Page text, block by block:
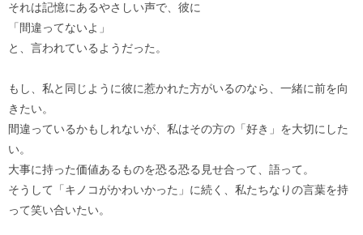
それは記憶にあるやさしい声で、彼に
「間違ってないよ」
と、言われているようだった。
もし、私と同じように彼に惹かれた方がいるのなら、一緒に前を向
きたい。
間違っているかもしれないが、私はその方の「好き」を大切にした
い。
大事に持った価値あるものを恐る恐る見せ合って、語って。
そうして「キノコがかわいかった」に続く、私たちなりの言葉を持
って笑い合いたい。